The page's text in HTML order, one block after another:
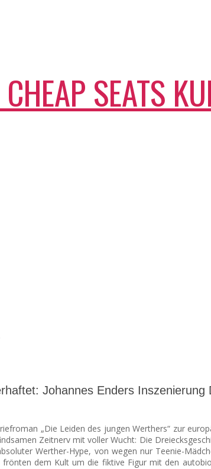
Johannes Enders Inszenierung
„Die Leiden des jungen Werthers“ zur
Zeitnerv mit voller Wucht: Die
Werther-Hype, von wegen nur Teenie-
dem Kult um die fiktive Figur mit den